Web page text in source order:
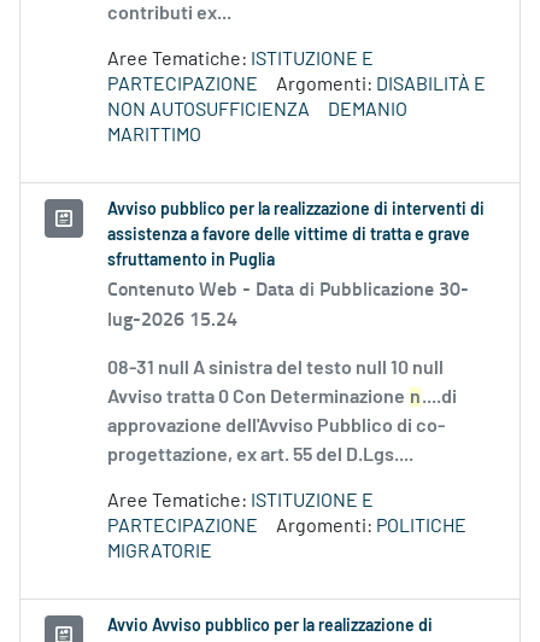
contributi ex...
Aree Tematiche: ISTITUZIONE E
PARTECIPAZIONE
Argomenti: DISABILITÀ E
NON AUTOSUFFICIENZA
DEMANIO
MARITTIMO
Avviso pubblico per la realizzazione di interventi di
assistenza a favore delle vittime di tratta e grave
sfruttamento in Puglia
Contenuto Web - Data di Pubblicazione 30-
lug-2026 15.24
08-31 null A sinistra del testo null 10 null
Avviso tratta 0 Con Determinazione n....di
approvazione dell'Avviso Pubblico di co-
progettazione, ex art. 55 del D.Lgs....
Aree Tematiche: ISTITUZIONE E
PARTECIPAZIONE
Argomenti: POLITICHE
MIGRATORIE
Avvio Avviso pubblico per la realizzazione di